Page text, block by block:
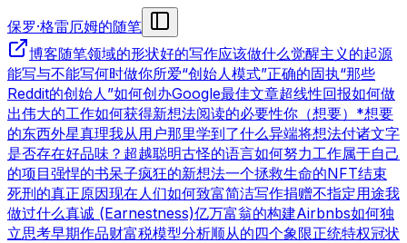
保罗·格雷厄姆的随笔
博客随笔领域的形状好的写作应该做什么觉醒主义的起源
能写与不能写何时做你所爱“创始人模式”正确的固执“那些
Reddit的创始人”如何创办Google最佳文章超线性回报如何做
出伟大的工作如何获得新想法阅读的必要性你（想要）*想要
的东西外星真理我从用户那里学到了什么异端将想法付诸文字
是否存在好品味？ 超越聪明古怪的语言如何努力工作属于自己
的项目强悍的书呆子疯狂的新想法一个拯救生命的NFT结束
死刑的真正原因现在人们如何致富简洁写作捐赠不指定用途我
做过什么真诚 (Earnestness)亿万富翁的构建Airbnbs如何独
立思考早期作品财富税模型分析顺从的四个象限正统特权冠状